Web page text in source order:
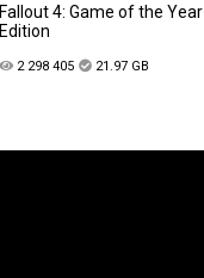
Fallout 4: Game of the Year
Edition
2 298 405 21.97 GB